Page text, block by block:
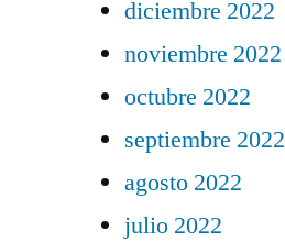
diciembre 2022
noviembre 2022
octubre 2022
septiembre 2022
agosto 2022
julio 2022